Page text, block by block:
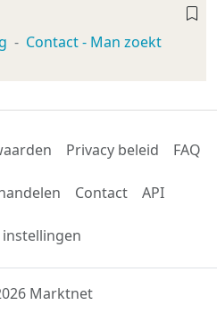
Contact - Man zoekt
Privacy beleid FAQ
Contact API
instellingen
Marktnet